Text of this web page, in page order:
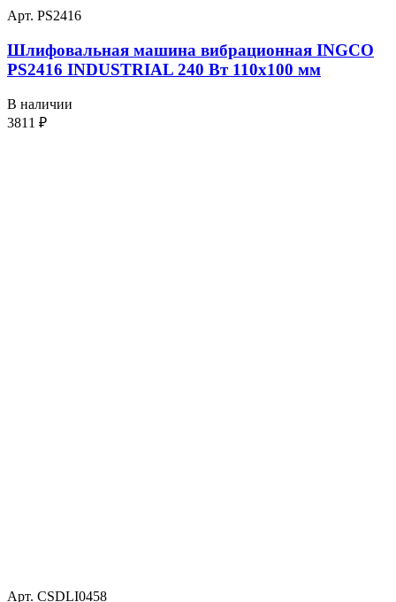
Арт. PS2416
Шлифовальная машина вибрационная INGCO
PS2416 INDUSTRIAL 240 Вт 110х100 мм
В наличии
3811 ₽
Арт. CSDLI0458